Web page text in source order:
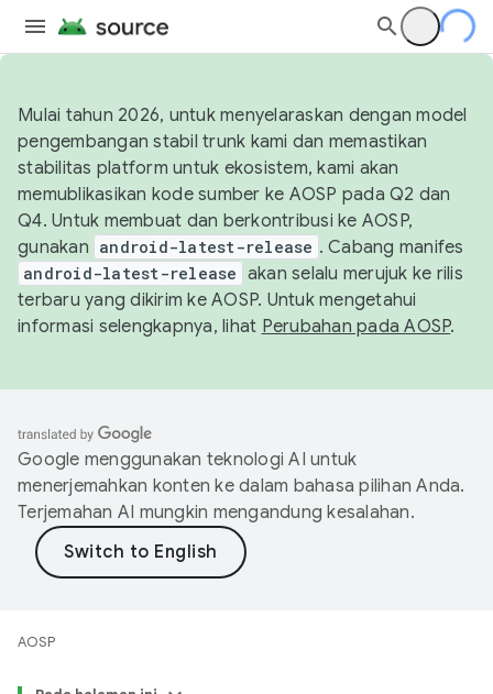
Mulai tahun 2026, untuk menyelaraskan dengan model
pengembangan stabil trunk kami dan memastikan
stabilitas platform untuk ekosistem, kami akan
memublikasikan kode sumber ke AOSP pada Q2 dan
Q4. Untuk membuat dan berkontribusi ke AOSP,
gunakan android-latest-release . Cabang manifes
android-latest-release akan selalu merujuk ke rilis
terbaru yang dikirim ke AOSP. Untuk mengetahui
informasi selengkapnya, lihat Perubahan pada AOSP.
Google menggunakan teknologi AI untuk
menerjemahkan konten ke dalam bahasa pilihan Anda.
Terjemahan AI mungkin mengandung kesalahan.
AOSP